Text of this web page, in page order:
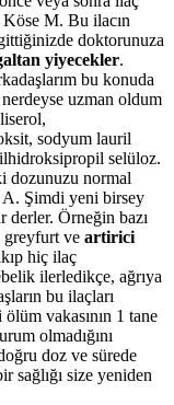
M. Bu ilacın
doktorunuza
yiyecekler.
bu konuda
uzman oldum
sodyum lauril
selüloz.
dozunuzu normal
A. Şimdi yeni birsey
derler. Örneğin bazı
greyfurt ve artirici
hiç ilaç
ilerledikçe, ağrıya
bu ilaçları
vakasının 1 tane
olmadığını
doz ve sürede
sağlığı size yeniden